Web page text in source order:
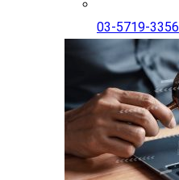
03-5719-3356